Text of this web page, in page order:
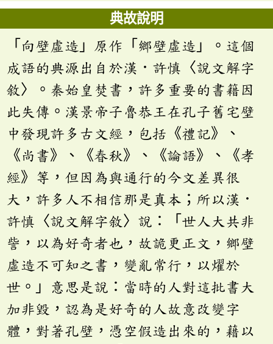
典故說明
「向壁虛造」原作「鄉壁虛造」。這個
成語的典源出自於漢．許慎〈說文解字
敘〉。秦始皇焚書，許多重要的書籍因
此失傳。漢景帝子魯恭王在孔子舊宅壁
中發現許多古文經，包括《禮記》、
《尚書》、《春秋》、《論語》、《孝
經》等，但因為與通行的今文差異很
大，許多人不相信那是真本；所以漢．
許慎〈說文解字敘〉說：「世人大共非
訾，以為好奇者也，故詭更正文，鄉壁
虛造不可知之書，變亂常行，以燿於
世。」意思是說：當時的人對這批書大
加非毀，認為是好奇的人故意改變字
體，對著孔壁，憑空假造出來的，藉以